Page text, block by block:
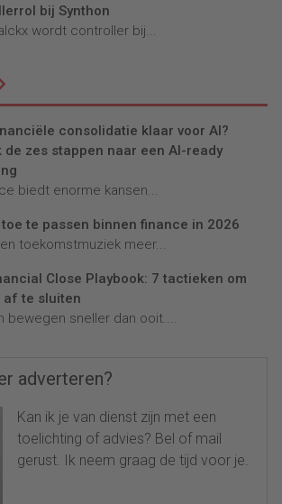
bij Synthon
wordt controller bij...
consolidatie klaar voor AI?
de zes stappen naar een AI-ready
biedt enorme kansen...
toe te passen binnen finance in 2026
toekomstmuziek meer...
Close Playbook: 7 tactieken om
af te sluiten
bewegen sneller dan ooit....
adverteren?
Kan ik je van dienst zijn met een
toelichting of advies? Bel of mail
gerust. Ik neem graag de tijd voor je.